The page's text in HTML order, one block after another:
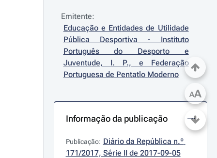
Emitente:
Educação e Entidades de Utilidade
Pública Desportiva - Instituto
Português do Desporto e
Juventude, I. P., e Federação
Portuguesa de Pentatlo Moderno
Informação da publicação
Publicação: Diário da República n.º
171/2017, Série II de 2017-09-05
AA